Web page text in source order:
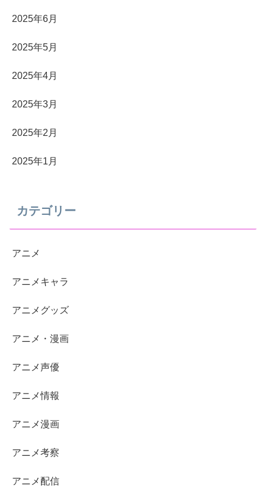
2025年6月
2025年5月
2025年4月
2025年3月
2025年2月
2025年1月
カテゴリー
アニメ
アニメキャラ
アニメグッズ
アニメ・漫画
アニメ声優
アニメ情報
アニメ漫画
アニメ考察
アニメ配信